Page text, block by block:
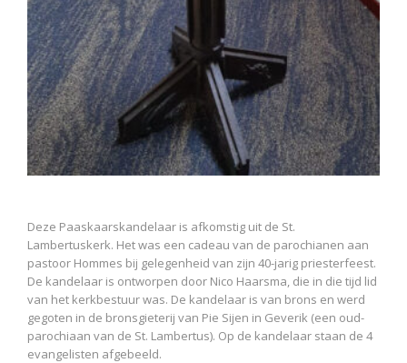
Deze Paaskaarskandelaar is afkomstig uit de St.
Lambertuskerk. Het was een cadeau van de parochianen aan
pastoor Hommes bij gelegenheid van zijn 40-jarig priesterfeest.
De kandelaar is ontworpen door Nico Haarsma, die in die tijd lid
van het kerkbestuur was. De kandelaar is van brons en werd
gegoten in de bronsgieterij van Pie Sijen in Geverik (een oud-
parochiaan van de St. Lambertus). Op de kandelaar staan de 4
evangelisten afgebeeld.